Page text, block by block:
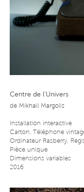
Centre de l'Univers
de Mikhail Margolis
Installation interactive
Carton, Téléphone
Ordinateur Rasberry,
Pièce unique
Dimensions variables
2016